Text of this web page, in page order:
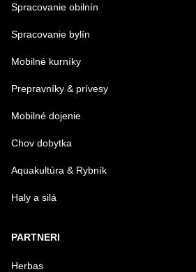
Spracovanie obilnín
Spracovanie bylín
Mobilné kurníky
Prepravníky & prívesy
Mobilné dojenie
Chov dobytka
Aquakultúra & Rybník
Haly a silá
PARTNERI
Herbas